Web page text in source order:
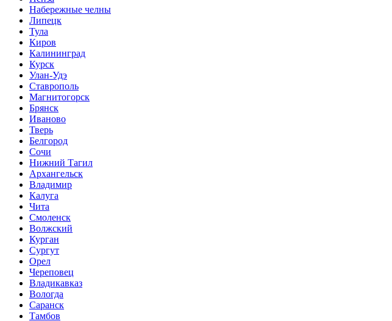
Набережные челны
Липецк
Тула
Киров
Калининград
Курск
Улан-Удэ
Ставрополь
Магнитогорск
Брянск
Иваново
Тверь
Белгород
Сочи
Нижний Тагил
Архангельск
Владимир
Калуга
Чита
Смоленск
Волжский
Курган
Сургут
Орел
Череповец
Владикавказ
Вологда
Саранск
Тамбов